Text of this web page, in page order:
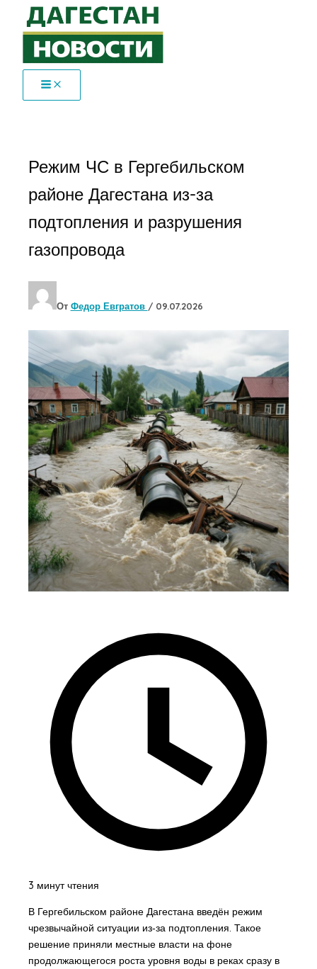
Перейти
содержимому
Режим ЧС в Гергебильском
районе Дагестана из-за
подтопления и разрушения
газопровода
От Федор Евгратов / 09.07.2026
3 минут чтения
В Гергебильском районе Дагестана введён режим
чрезвычайной ситуации из‑за подтопления. Такое
решение приняли местные власти на фоне
продолжающегося роста уровня воды в реках сразу в